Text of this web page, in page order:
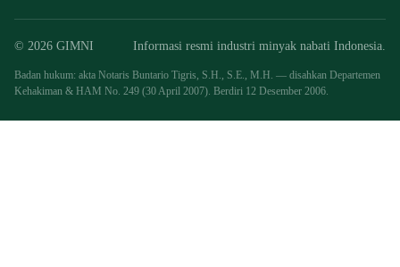
© 2026 GIMNI Informasi resmi industri minyak nabati Indonesia.
Badan hukum: akta Notaris Buntario Tigris, S.H., S.E., M.H. — disahkan Departemen
Kehakiman & HAM No. 249 (30 April 2007). Berdiri 12 Desember 2006.